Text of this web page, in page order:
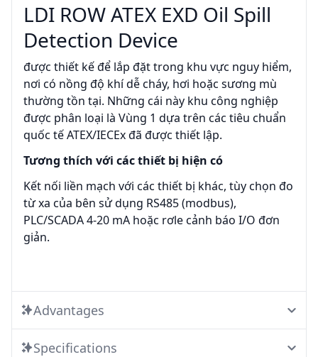
LDI ROW ATEX EXD Oil Spill
Detection Device
được thiết kế để lắp đặt trong khu vực nguy hiểm,
nơi có nồng độ khí dễ cháy, hơi hoặc sương mù
thường tồn tại. Những cái này khu công nghiệp
được phân loại là Vùng 1 dựa trên các tiêu chuẩn
quốc tế ATEX/IECEx đã được thiết lập.
Tương thích với các thiết bị hiện có
Kết nối liền mạch với các thiết bị khác, tùy chọn đo
từ xa của bên sử dụng RS485 (modbus),
PLC/SCADA 4-20 mA hoặc rơle cảnh báo I/O đơn
giản.
Advantages
Specifications